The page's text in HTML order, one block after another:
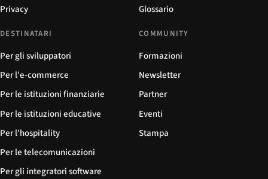
Privacy
Glossario
DESTINATARI
Per gli sviluppatori
Per l'e-commerce
Per le istituzioni finanziarie
Per le istituzioni educative
Per l'hospitality
Per le telecomunicazioni
Per gli integratori software
COMMUNITY
Formazioni
Newsletter
Partner
Eventi
Stampa